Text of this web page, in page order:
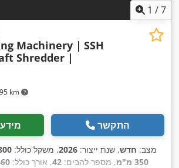
1 /7
km
Machinery | SSH
Shredder |
התקשר
מצב: חדש, שנת ייצור: 2026, משקל כולל:
350 מ"מ
, מספר להבים: 42, אורך כולל: